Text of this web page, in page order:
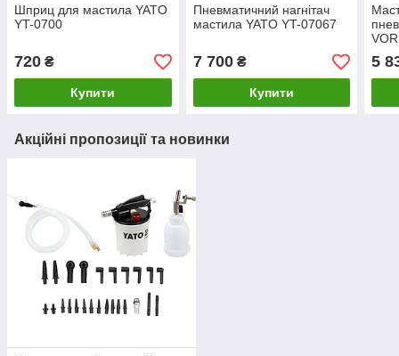
Шприц для мастила YATO
YT-0700
720 ₴
Купити
Пневматичний нагнітач
мастила YATO YT-07067
7 700₴
Купити
5
Акційні пропозиції та новинки